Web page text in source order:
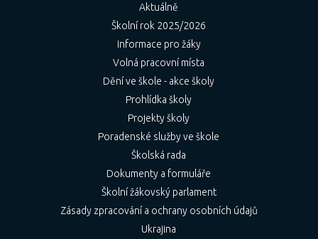
Aktuálně
Školní rok 2025/2026
Informace pro žáky
Volná pracovní místa
Dění ve škole - akce školy
Prohlídka školy
Projekty školy
Poradenské služby ve škole
Školská rada
Dokumenty a formuláře
Školní žákovský parlament
Zásady zpracování a ochrany osobních údajů
Ukrajina